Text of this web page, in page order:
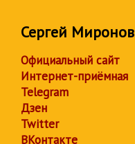
Сергей Миронов
Официальный сайт
Интернет-приёмная
Telegram
Дзен
Twitter
ВКонтакте